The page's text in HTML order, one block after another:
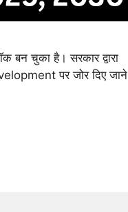
चुका है। सरकार द्वारा
पर जोर दिए जाने